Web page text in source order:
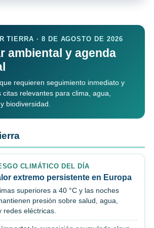
TIERRA · 8 DE AGOSTO DE 2026
ambiental y agenda
requieren seguimiento inmediato y
citas relevantes para clima, agua,
biodiversidad.
CLIMÁTICO DEL DÍA
extremo persistente en Europa
superiores a 40 °C y las noches
presión sobre salud, agua,
redes eléctricas.